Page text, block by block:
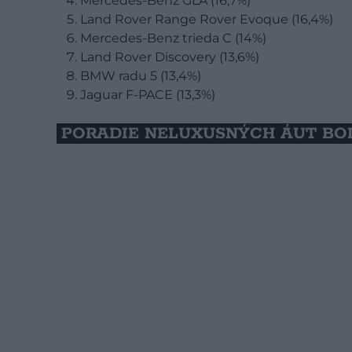
Land Rover Range Rover Evoque (16,4%)
Mercedes-Benz trieda C (14%)
Land Rover Discovery (13,6%)
BMW radu 5 (13,4%)
Jaguar F-PACE (13,3%)
PORADIE NELUXUSNÝCH ÁUT